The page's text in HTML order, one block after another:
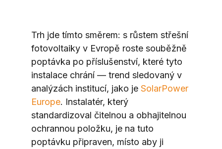
Trh jde tímto směrem: s růstem střešní
fotovoltaiky v Evropě roste souběžně
poptávka po příslušenství, které tyto
instalace chrání — trend sledovaný v
analýzách institucí, jako je SolarPower
Europe. Instalatér, který
standardizoval čitelnou a obhajitelnou
ochrannou položku, je na tuto
poptávku připraven, místo aby ji